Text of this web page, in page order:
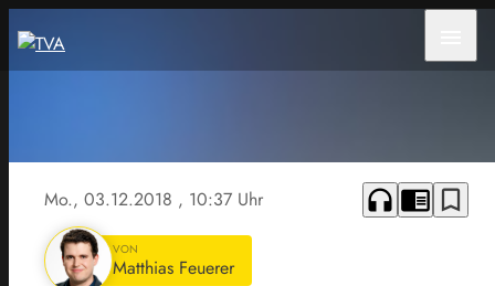
Mo., 03.12.2018 , 10:37 Uhr headphones chrome_reader_mode bookmark_border
VON
Matthias Feuerer